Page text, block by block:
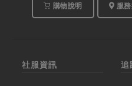
購物說明 服
社服資訊 追